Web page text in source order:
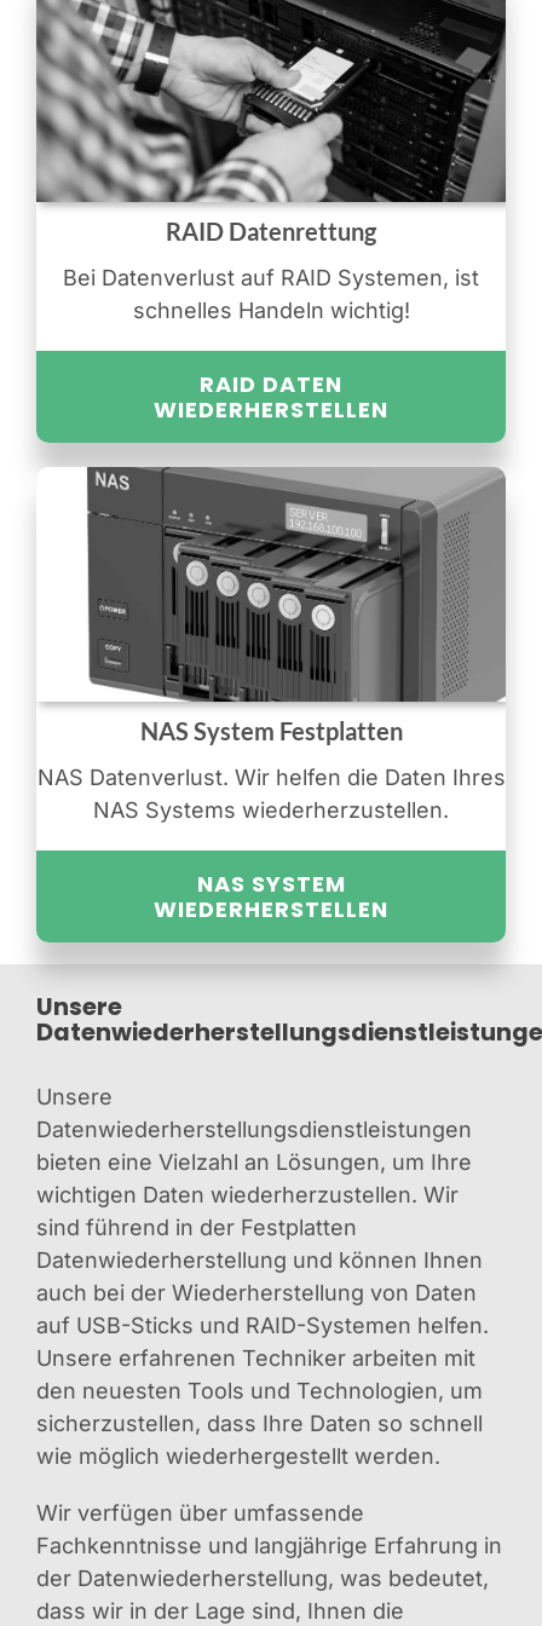
RAID Datenrettung
Bei Datenverlust auf RAID Systemen, ist
schnelles Handeln wichtig!
RAID DATEN
WIEDERHERSTELLEN
NAS System Festplatten
NAS Datenverlust. Wir helfen die Daten Ihres
NAS Systems wiederherzustellen.
NAS SYSTEM
WIEDERHERSTELLEN
Unsere
Unsere
Datenwiederherstellungsdienstleistungen
bieten eine Vielzahl an Lösungen, um Ihre
wichtigen Daten wiederherzustellen. Wir
sind führend in der Festplatten
Datenwiederherstellung und können Ihnen
auch bei der Wiederherstellung von Daten
auf USB-Sticks und RAID-Systemen helfen.
Unsere erfahrenen Techniker arbeiten mit
den neuesten Tools und Technologien, um
sicherzustellen, dass Ihre Daten so schnell
wie möglich wiederhergestellt werden.
Wir verfügen über umfassende
Fachkenntnisse und langjährige Erfahrung in
der Datenwiederherstellung, was bedeutet,
dass wir in der Lage sind, Ihnen die